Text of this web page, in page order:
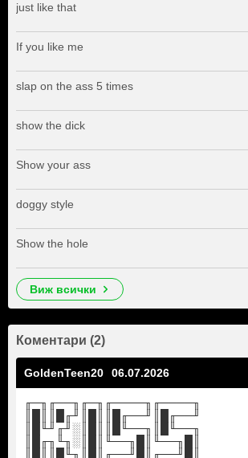
just like that
If you like me
slap on the ass 5 times
show the dick
Show your ass
doggy style
Show the hole
виж всички
Коментари (2)
GoldenTeen20 06.07.2026
╓─╖╓──╖╓─╖╓────╖╓────╖
║█║║█╓╜║█║║█╓──╜║█╓──╜
║█╙╜╓╜░║█║║█╙──╖║█╙──╖
║█╓╖╙╖░║█║╙──╖█║╙──╖█║
║█║║█╙╖║█║╓──╜█║╓──╜█║